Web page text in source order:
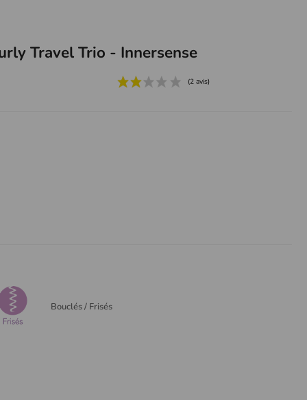
Travel Trio - Innersense
Bouclés / Frisés